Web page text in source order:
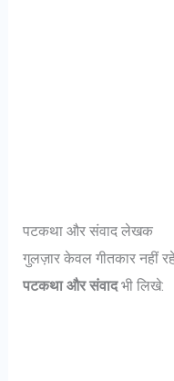
पटकथा और संवाद लेखक
गुलज़ार केवल गीतकार नहीं
पटकथा और संवादभी लिखे: